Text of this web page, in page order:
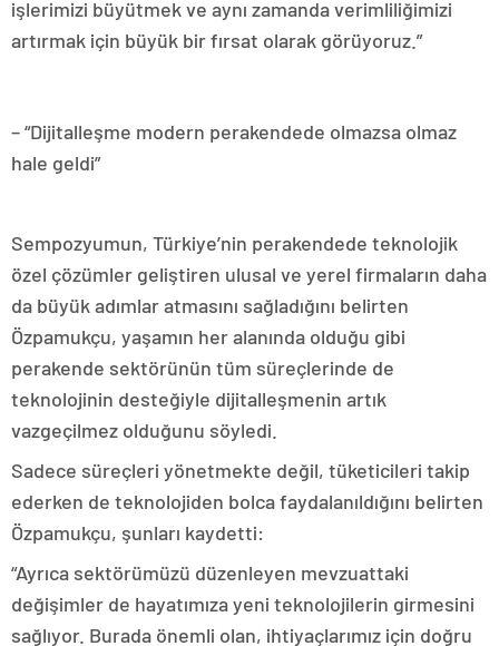
işlerimizi büyütmek ve aynı zamanda verimliliğimizi
artırmak için büyük bir fırsat olarak görüyoruz.”
– “Dijitalleşme modern perakendede olmazsa olmaz
hale geldi”
Sempozyumun, Türkiye’nin perakendede teknolojik
özel çözümler geliştiren ulusal ve yerel firmaların daha
da büyük adımlar atmasını sağladığını belirten
Özpamukçu, yaşamın her alanında olduğu gibi
perakende sektörünün tüm süreçlerinde de
teknolojinin desteğiyle dijitalleşmenin artık
vazgeçilmez olduğunu söyledi.
Sadece süreçleri yönetmekte değil, tüketicileri takip
ederken de teknolojiden bolca faydalanıldığını belirten
Özpamukçu, şunları kaydetti:
“Ayrıca sektörümüzü düzenleyen mevzuattaki
değişimler de hayatımıza yeni teknolojilerin girmesini
sağlıyor. Burada önemli olan, ihtiyaçlarımız için doğru